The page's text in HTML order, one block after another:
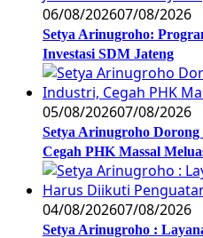
06/08/202607/08/2026
Setya Arinugroho:
Investasi SDM Jateng
05/08/202607/08/2026
Setya Arinugroho
Cegah PHK Massal
04/08/202607/08/2026
Setya Arinugroho :